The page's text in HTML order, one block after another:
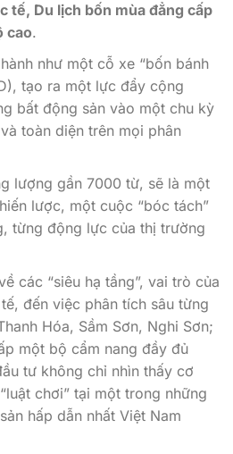
tế, Du lịch bốn mùa đẳng cấp
cao.
như một cỗ xe “bốn bánh
tạo ra một lực đẩy cộng
bất động sản vào một chu kỳ
toàn diện trên mọi phân
lượng gần 7000 từ, sẽ là một
lược, một cuộc “bóc tách”
từng động lực của thị trường
các “siêu hạ tầng”, vai trò của
đến việc phân tích sâu từng
Hóa, Sầm Sơn, Nghi Sơn;
một bộ cẩm nang đầy đủ
tư không chỉ nhìn thấy cơ
chơi” tại một trong những
hấp dẫn nhất Việt Nam